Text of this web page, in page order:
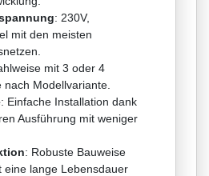
: 230V,
mit den meisten
mit 3 oder 4
nach Modellvariante.
: Einfache Installation dank
Ausführung mit weniger
: Robuste Bauweise
eine lange Lebensdauer